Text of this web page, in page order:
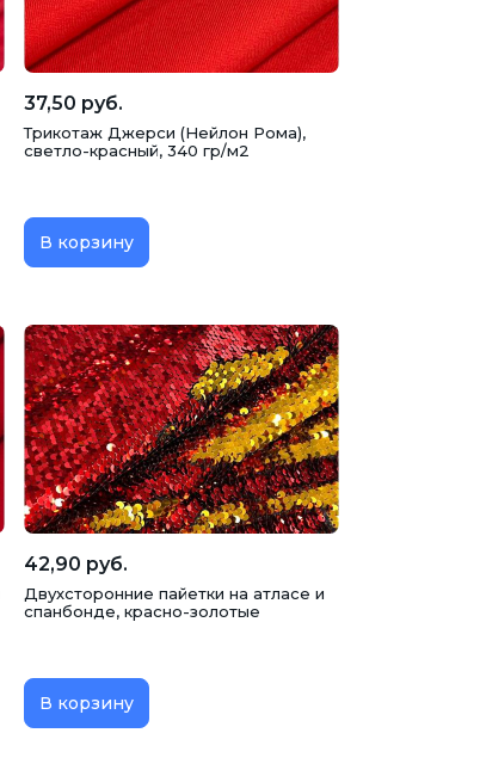
37,50 руб.
Трикотаж Джерси (Нейлон Рома),
светло-красный, 340 гр/м2
В корзину
42,90 руб.
Двухсторонние пайетки на атласе и
спанбонде, красно-золотые
В корзину